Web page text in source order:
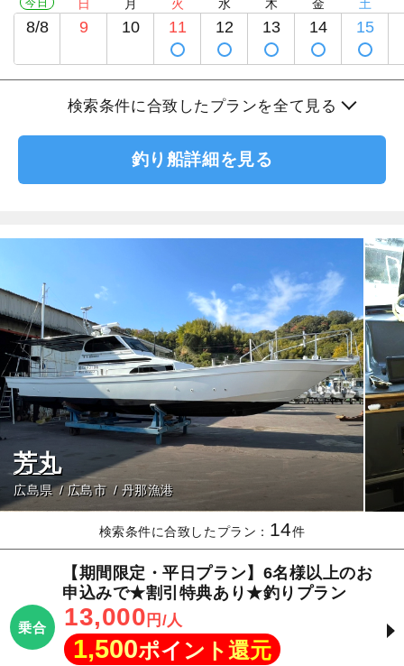
今日
8/8
日
9
月
10
火
11
水
12
木
13
金
14
土
15
検索条件に合致したプランを全て見る
釣り船詳細を見る
芳丸
広島県 広島市 丹那漁港
検索条件に合致したプラン： 14件
乗合
【期間限定・平日プラン】6名様以上のお
申込みで★割引特典あり★釣りプラン
13,000 円/人
1,500ポイント還元